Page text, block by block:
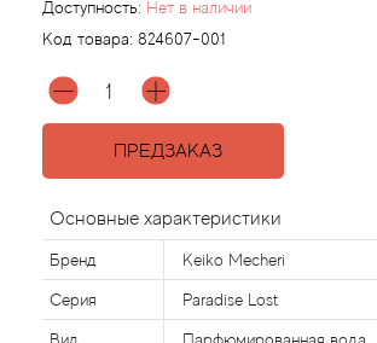
Доступность: Нет в наличии
Код товара: 824607-001
ПРЕДЗАКАЗ
Основные характеристики
Бренд Keiko Mecheri
Серия Paradise Lost
Acqua di Parma
Adidas
Aedes de Venustas
Aerin Lauder